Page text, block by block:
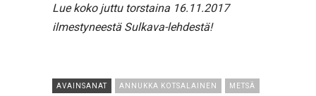
Lue koko juttu torstaina 16.11.2017
ilmestyneestä Sulkava-lehdestä!
AVAINSANAT ANNUKKA KOTSALAINEN METSÄ